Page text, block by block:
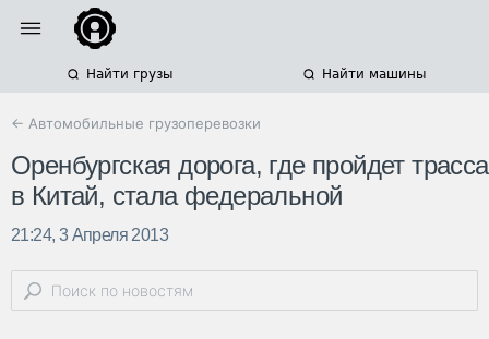
Найти грузы Найти машины
← Автомобильные грузоперевозки
Оренбургская дорога, где пройдет трасса
в Китай, стала федеральной
21:24, 3 Апреля 2013